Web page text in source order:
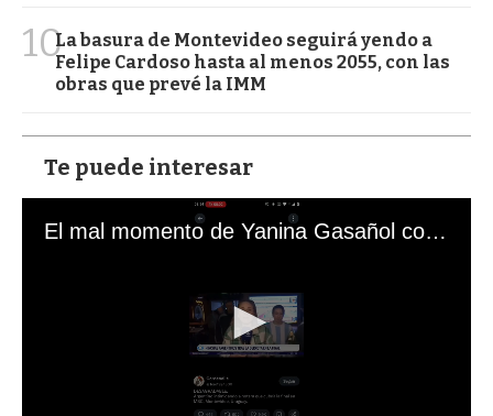
10La basura de Montevideo seguirá yendo a
Felipe Cardoso hasta al menos 2055, con las
obras que prevé la IMM
Te puede interesar
El mal momento de Yanina Gasañol con un hincha argentino en "Subrayado"